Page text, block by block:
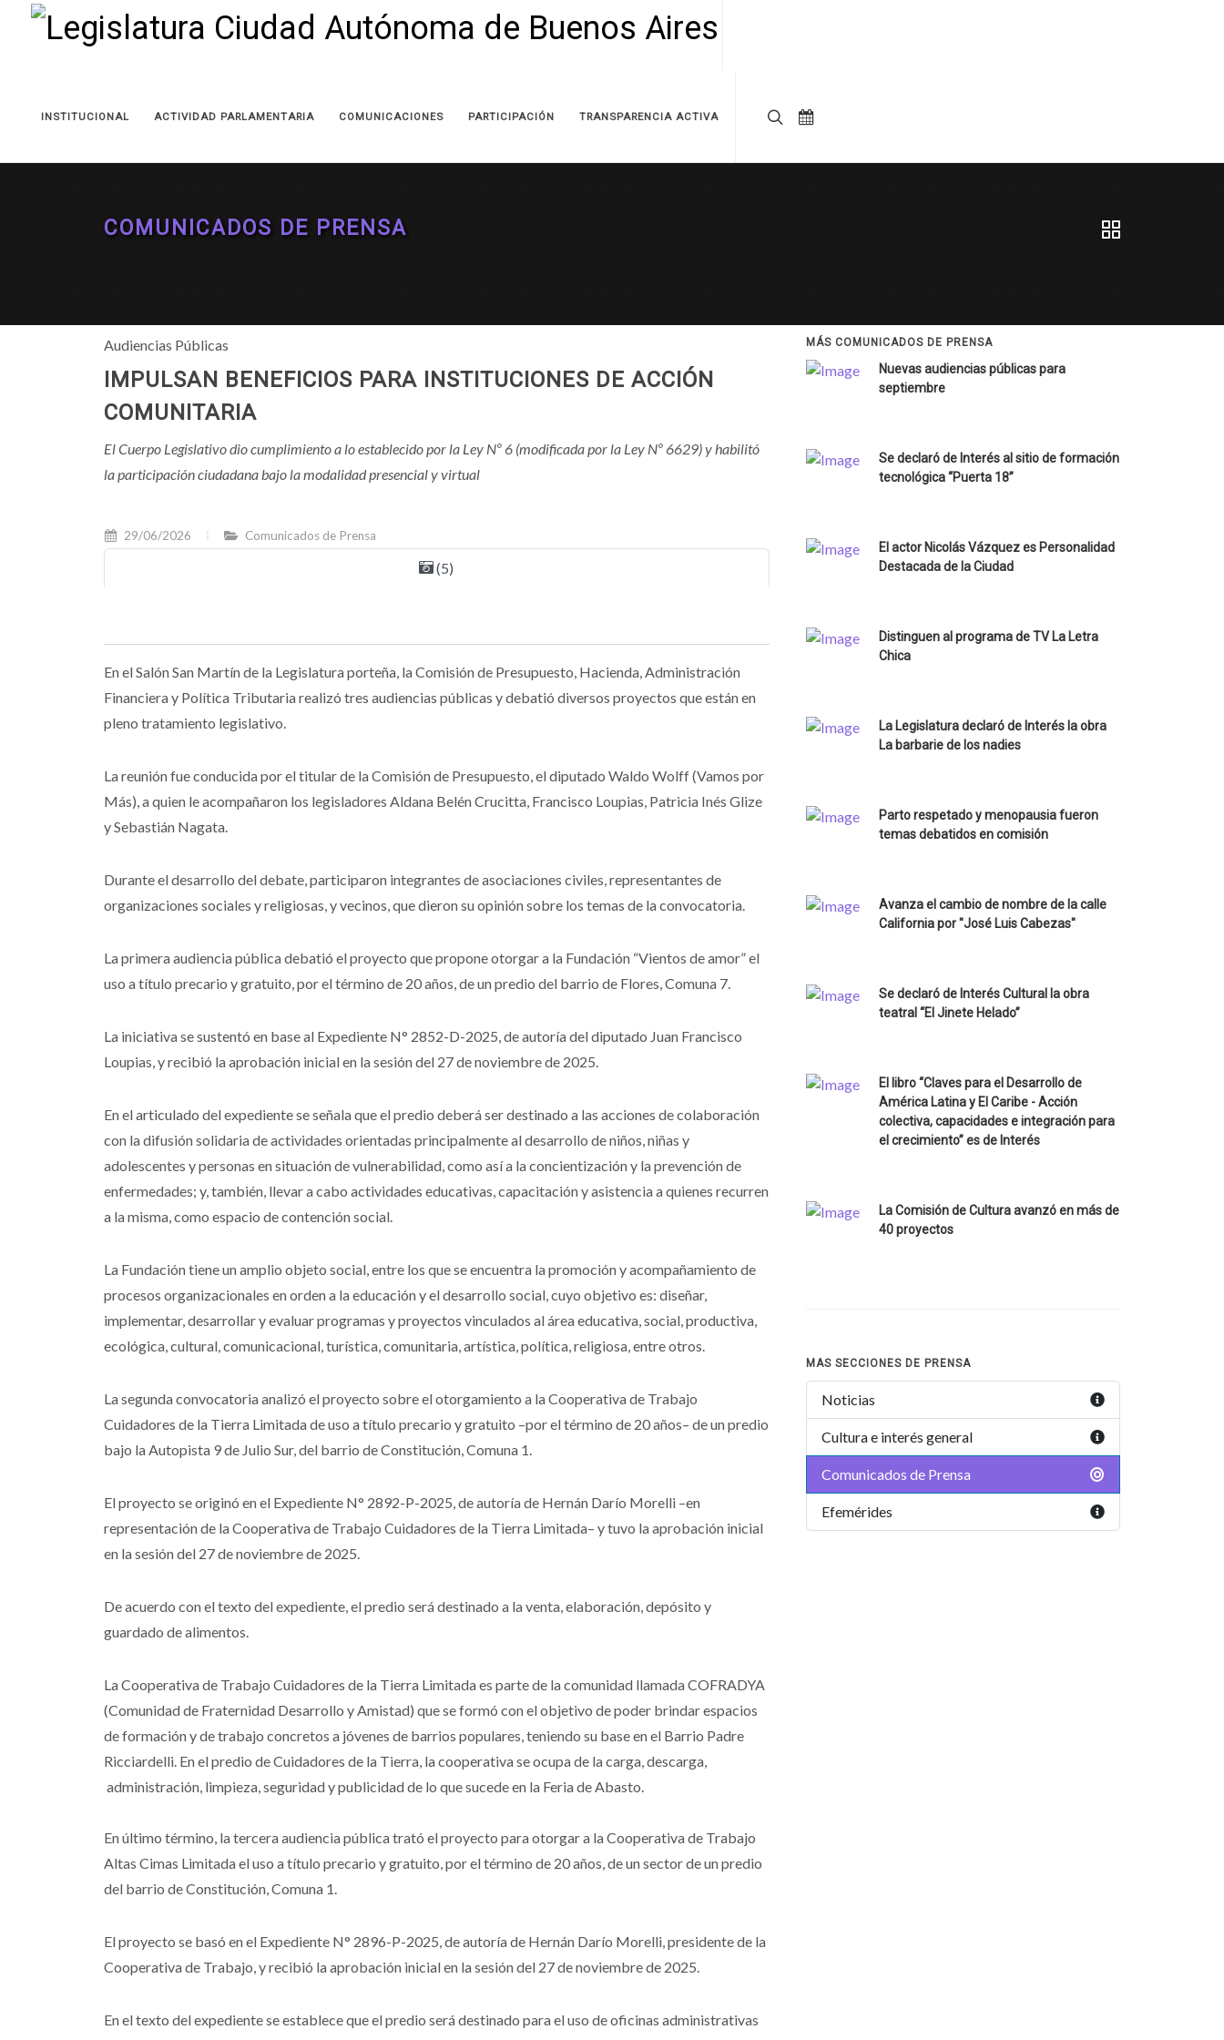
INSTITUCIONAL ACTIVIDAD PARLAMENTARIA COMUNICACIONES PARTICIPACIÓN TRANSPARENCIA ACTIVA
COMUNICADOS DE PRENSA
Audiencias Públicas
IMPULSAN BENEFICIOS PARA INSTITUCIONES DE ACCIÓN
COMUNITARIA
El Cuerpo Legislativo dio cumplimiento a lo establecido por la Ley Nº 6 (modificada por la Ley Nº 6629) y habilitó
la participación ciudadana bajo la modalidad presencial y virtual
29/06/2026 Comunicados de Prensa
(5)
En el Salón San Martín de la Legislatura porteña, la Comisión de Presupuesto, Hacienda, Administración
Financiera y Política Tributaria realizó tres audiencias públicas y debatió diversos proyectos que están en
pleno tratamiento legislativo.
La reunión fue conducida por el titular de la Comisión de Presupuesto, el diputado Waldo Wolff (Vamos por
Más), a quien le acompañaron los legisladores Aldana Belén Crucitta, Francisco Loupias, Patricia Inés Glize
y Sebastián Nagata.
Durante el desarrollo del debate, participaron integrantes de asociaciones civiles, representantes de
organizaciones sociales y religiosas, y vecinos, que dieron su opinión sobre los temas de la convocatoria.
La primera audiencia pública debatió el proyecto que propone otorgar a la Fundación “Vientos de amor” el
uso a título precario y gratuito, por el término de 20 años, de un predio del barrio de Flores, Comuna 7.
La iniciativa se sustentó en base al Expediente N° 2852-D-2025, de autoría del diputado Juan Francisco
Loupias, y recibió la aprobación inicial en la sesión del 27 de noviembre de 2025.
En el articulado del expediente se señala que el predio deberá ser destinado a las acciones de colaboración
con la difusión solidaria de actividades orientadas principalmente al desarrollo de niños, niñas y
adolescentes y personas en situación de vulnerabilidad, como así a la concientización y la prevención de
enfermedades; y, también, llevar a cabo actividades educativas, capacitación y asistencia a quienes recurren
a la misma, como espacio de contención social.
La Fundación tiene un amplio objeto social, entre los que se encuentra la promoción y acompañamiento de
procesos organizacionales en orden a la educación y el desarrollo social, cuyo objetivo es: diseñar,
implementar, desarrollar y evaluar programas y proyectos vinculados al área educativa, social, productiva,
ecológica, cultural, comunicacional, turística, comunitaria, artística, política, religiosa, entre otros.
La segunda convocatoria analizó el proyecto sobre el otorgamiento a la Cooperativa de Trabajo
Cuidadores de la Tierra Limitada de uso a título precario y gratuito –por el término de 20 años– de un predio
bajo la Autopista 9 de Julio Sur, del barrio de Constitución, Comuna 1.
El proyecto se originó en el Expediente N° 2892-P-2025, de autoría de Hernán Darío Morelli –en
representación de la Cooperativa de Trabajo Cuidadores de la Tierra Limitada– y tuvo la aprobación inicial
en la sesión del 27 de noviembre de 2025.
De acuerdo con el texto del expediente, el predio será destinado a la venta, elaboración, depósito y
guardado de alimentos.
La Cooperativa de Trabajo Cuidadores de la Tierra Limitada es parte de la comunidad llamada COFRADYA
(Comunidad de Fraternidad Desarrollo y Amistad) que se formó con el objetivo de poder brindar espacios
de formación y de trabajo concretos a jóvenes de barrios populares, teniendo su base en el Barrio Padre
Ricciardelli. En el predio de Cuidadores de la Tierra, la cooperativa se ocupa de la carga, descarga,
administración, limpieza, seguridad y publicidad de lo que sucede en la Feria de Abasto.
En último término, la tercera audiencia pública trató el proyecto para otorgar a la Cooperativa de Trabajo
Altas Cimas Limitada el uso a título precario y gratuito, por el término de 20 años, de un sector de un predio
del barrio de Constitución, Comuna 1.
El proyecto se basó en el Expediente N° 2896-P-2025, de autoría de Hernán Darío Morelli, presidente de la
Cooperativa de Trabajo, y recibió la aprobación inicial en la sesión del 27 de noviembre de 2025.
En el texto del expediente se establece que el predio será destinado para el uso de oficinas administrativas
MÁS COMUNICADOS DE PRENSA
Nuevas audiencias públicas para
septiembre
Se declaró de Interés al sitio de formación
tecnológica “Puerta 18”
El actor Nicolás Vázquez es Personalidad
Destacada de la Ciudad
Distinguen al programa de TV La Letra
Chica
La Legislatura declaró de Interés la obra
La barbarie de los nadies
Parto respetado y menopausia fueron
temas debatidos en comisión
Avanza el cambio de nombre de la calle
California por "José Luis Cabezas"
Se declaró de Interés Cultural la obra
teatral “El Jinete Helado”
El libro “Claves para el Desarrollo de
América Latina y El Caribe - Acción
colectiva, capacidades e integración para
el crecimiento” es de Interés
La Comisión de Cultura avanzó en más de
40 proyectos
MAS SECCIONES DE PRENSA
Noticias
Cultura e interés general
Comunicados de Prensa
Efemérides